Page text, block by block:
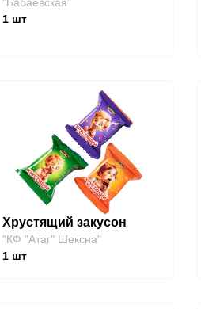
1шт
Хрустящий закусон
"КФ "Атаг" Шексна"
1шт